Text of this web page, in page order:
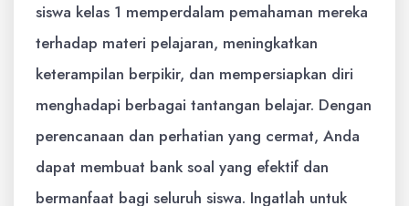
siswa kelas 1 memperdalam pemahaman mereka
terhadap materi pelajaran, meningkatkan
keterampilan berpikir, dan mempersiapkan diri
menghadapi berbagai tantangan belajar. Dengan
perencanaan dan perhatian yang cermat, Anda
dapat membuat bank soal yang efektif dan
bermanfaat bagi seluruh siswa. Ingatlah untuk